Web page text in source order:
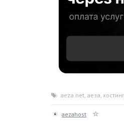
aeza.net аеза
aezahost